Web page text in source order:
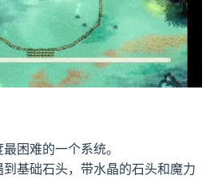
困难的一个系统。
基础石头，带水晶的石头和魔力